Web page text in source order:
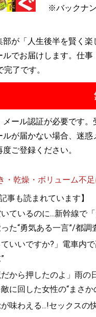
※バックナ
部が「人生後半を賢く
ルでお届けします。仕
了です。
ール認証が必要です。
が届かない場合、迷惑
度ご登録ください。
・乾燥・ボリューム不
事も読まれています】
ているのに...新幹線で
た“勇気ある一言”/都
いいですか?」電車内
から押したのよ」雨の
に回した女性の“まさか
味わえる...!セックスの